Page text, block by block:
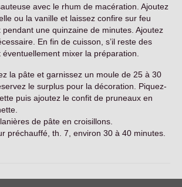
avec le rhum de macération. Ajoutez
ou la vanille et laissez confire sur feu
une quinzaine de minutes. Ajoutez
En fin de cuisson, s’il reste des
mixer la préparation.
la pâte et garnissez un moule de 25 à 30
le surplus pour la décoration. Piquez-
puis ajoutez le confit de pruneaux en
de pâte en croisillons.
préchauffé, th. 7, environ 30 à 40 minutes.